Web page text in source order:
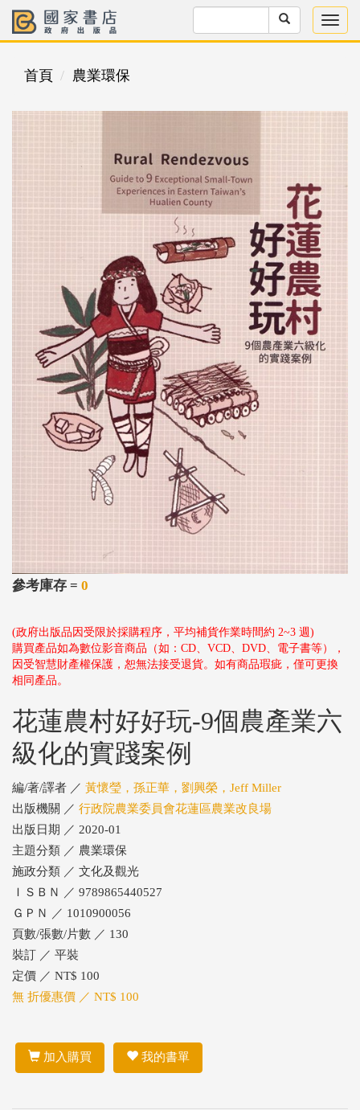
首頁 農業環保
參考庫存 = 0
(政府出版品因受限於採購程序，平均補貨作業時間約 2~3 週)
購買產品如為數位影音商品（如：CD、VCD、DVD、電子書等），
因受智慧財產權保護，恕無法接受退貨。如有商品瑕疵，僅可更換
相同產品。
花蓮農村好好玩-9個農產業六
級化的實踐案例
編/著/譯者 ／ 黃懷瑩，孫正華，劉興榮，Jeff Miller
出版機關 ／ 行政院農業委員會花蓮區農業改良場
出版日期 ／ 2020-01
主題分類 ／ 農業環保
施政分類 ／ 文化及觀光
ＩＳＢＮ ／ 9789865440527
ＧＰＮ ／ 1010900056
頁數/張數/片數 ／ 130
裝訂 ／ 平裝
定價 ／ NT$ 100
無 折優惠價 ／ NT$ 100
加入購買 我的書單